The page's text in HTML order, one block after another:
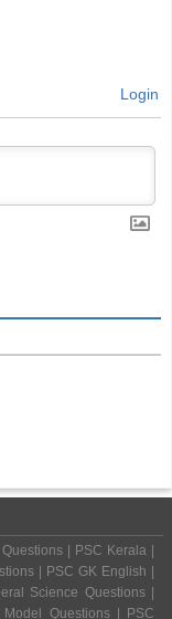
Login
| PSC Kerala |
| PSC GK English |
Science Questions |
Questions | PSC